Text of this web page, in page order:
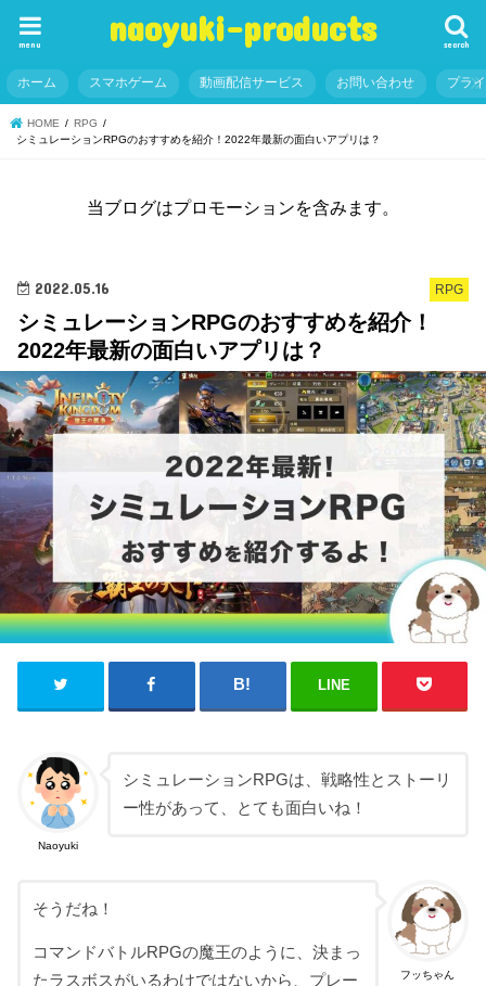
naoyuki-products search
menu
ホーム スマホゲーム 動画配信サービス お問い合わせ プラ
HOME
RPG
シミュレーションRPGのおすすめを紹介！2022年最新の面白いアプリは？
当ブログはプロモーションを含みます。
RPG
2022.05.16
シミュレーションRPGのおすすめを紹介！
2022年最新の面白いアプリは？
LINE
Naoyuki
シミュレーションRPGは、戦略性とストーリ
ー性があって、とても面白いね！
フッちゃん
そうだね！
コマンドバトルRPGの魔王のように、決まっ
たラスボスがいるわけではないから、プレー